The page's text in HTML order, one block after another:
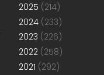
2025 (214)
2024 (233)
2023 (226)
2022 (258)
2021 (292)